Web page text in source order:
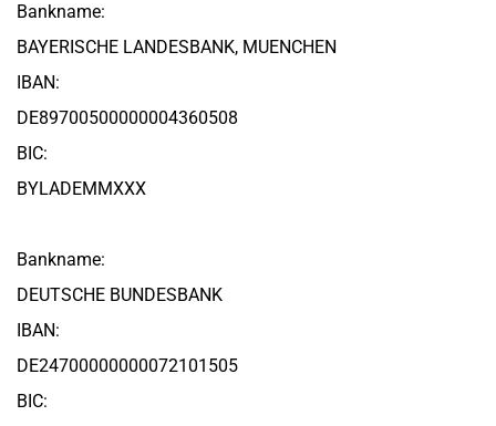
Bankname:
BAYERISCHE LANDESBANK, MUENCHEN
IBAN:
DE89700500000004360508
BIC:
BYLADEMMXXX
Bankname:
DEUTSCHE BUNDESBANK
IBAN:
DE24700000000072101505
BIC: